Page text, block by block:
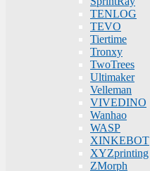
TENLOG
TEVO
Tiertime
Tronxy
TwoTrees
Ultimaker
Velleman
VIVEDINO
Wanhao
WASP
XINKEBOT
XYZprinting
ZMorph